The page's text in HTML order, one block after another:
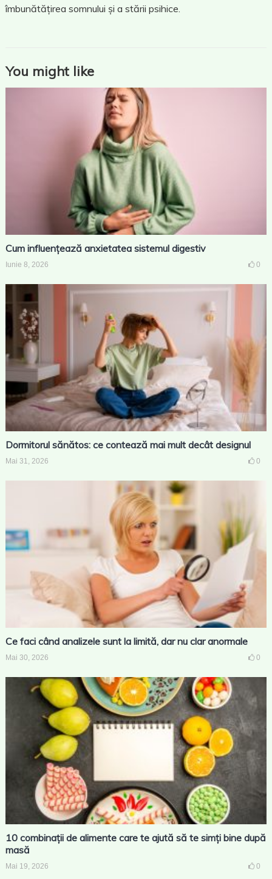
îmbunătățirea somnului și a stării psihice.
You might like
Cum influențează anxietatea sistemul digestiv
Iunie 8, 2026 0
Dormitorul sănătos: ce contează mai mult decât designul
Mai 31, 2026 0
Ce faci când analizele sunt la limită, dar nu clar anormale
Mai 30, 2026 0
10 combinații de alimente care te ajută să te simți bine după
masă
Mai 19, 2026 0